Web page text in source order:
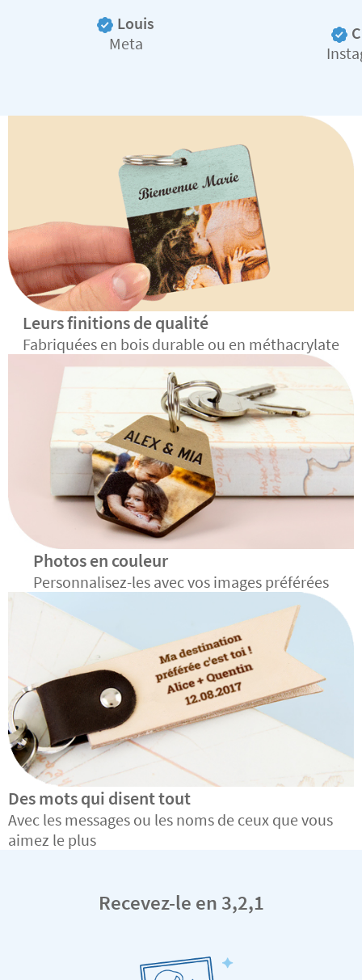
Louis
Meta
Leurs finitions de qualité
Fabriquées en bois durable ou en méthacrylate
Photos en couleur
Personnalisez-les avec vos images préférées
Des mots qui disent tout
Avec les messages ou les noms de ceux que vous
aimez le plus
Recevez-le en 3,2,1